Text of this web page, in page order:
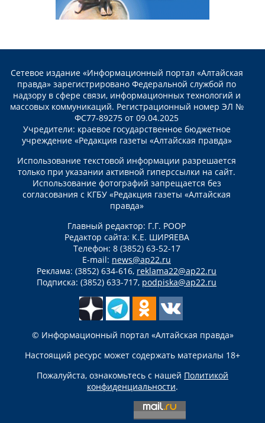
Сетевое издание «Информационный портал «Алтайская
правда» зарегистрировано Федеральной службой по
надзору в сфере связи, информационных технологий и
массовых коммуникаций. Регистрационный номер ЭЛ №
ФС77-89275 от 09.04.2025
Учредители: краевое государственное бюджетное
учреждение «Редакция газеты «Алтайская правда»
Использование текстовой информации разрешается
только при указании активной гиперссылки на сайт.
Использование фотографий запрещается без
согласования с КГБУ «Редакция газеты «Алтайская
правда»
Главный редактор: Г.Г. РООР
Редактор сайта: К.Е. ШИРЯЕВА
Телефон: 8 (3852) 63-52-17
E-mail: news@ap22.ru
Реклама: (3852) 634-616, reklama22@ap22.ru
Подписка: (3852) 633-717, podpiska@ap22.ru
© Информационный портал «Алтайская правда»
Настоящий ресурс может содержать материалы 18+
Пожалуйста, ознакомьтесь с нашей Политикой
конфиденциальности.